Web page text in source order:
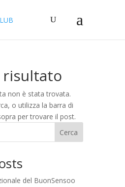
risultato
non è stata trovata.
o utilizza la barra di
per trovare il post.
Cerca
del BuonSensoo